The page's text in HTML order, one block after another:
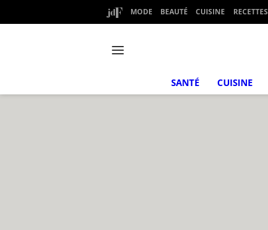
MODE BEAUTÉ CUISINE RECETTES
SANTÉ CUISINE